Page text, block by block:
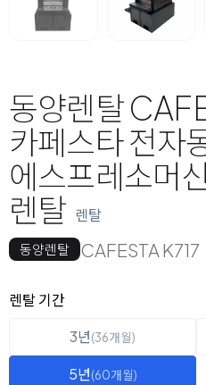
동양렌탈
카페스타 전자
에스프레소머
렌탈 렌탈
동양렌탈 CAFESTA K717
옵션 선택
렌탈 선택
렌탈 기간
3년(36개월)
5년(60개월)